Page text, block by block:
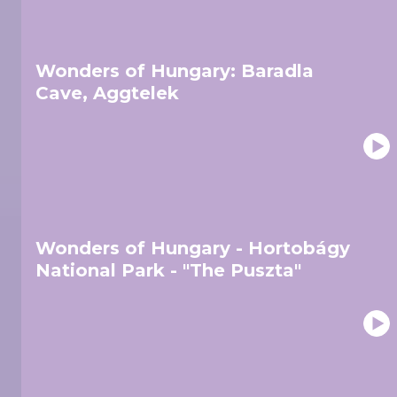
Wonders of Hungary: Baradla
Cave, Aggtelek
Wonders of Hungary - Hortobágy
National Park - "The Puszta"